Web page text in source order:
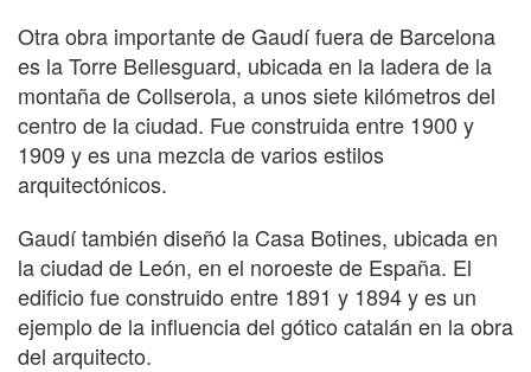
Otra obra importante de Gaudí fuera de Barcelona
es la Torre Bellesguard, ubicada en la ladera de la
montaña de Collserola, a unos siete kilómetros del
centro de la ciudad. Fue construida entre 1900 y
1909 y es una mezcla de varios estilos
arquitectónicos.
Gaudí también diseñó la Casa Botines, ubicada en
la ciudad de León, en el noroeste de España. El
edificio fue construido entre 1891 y 1894 y es un
ejemplo de la influencia del gótico catalán en la obra
del arquitecto.